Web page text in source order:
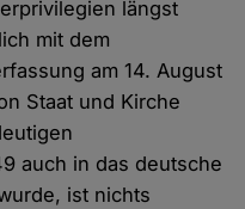
längst
mit dem
am 14. August
Staat und Kirche
auch in das deutsche
ist nichts